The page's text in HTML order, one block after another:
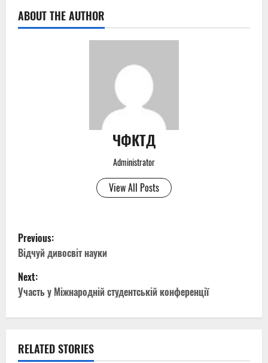
ABOUT THE AUTHOR
ЧФКТД
Administrator
View All Posts
P
o
s
Previous:
Відчуй дивосвіт науки
Next:
Участь у Міжнародній студентській конференції
RELATED STORIES